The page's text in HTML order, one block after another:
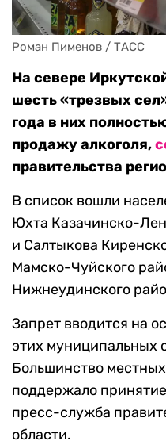
Роман Пименов / ТАСС
На севере
шесть «трезвых
года в них
продажу алкоголя,
правительства
В список вошли
Юхта Казачинско-
и Салтыкова
Мамско-Чуйского
Нижнеудинского
Запрет вводится на
этих муниципальных
Большинство
поддержало
пресс-служба
области.